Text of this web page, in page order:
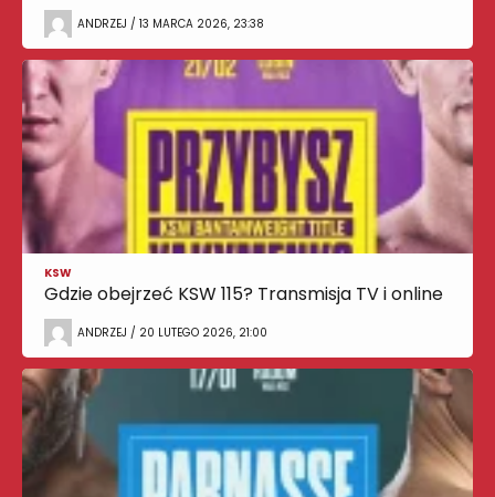
ANDRZEJ / 13 MARCA 2026, 23:38
KSW
Gdzie obejrzeć KSW 115? Transmisja TV i online
ANDRZEJ / 20 LUTEGO 2026, 21:00